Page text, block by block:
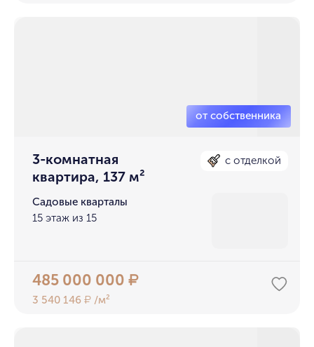
3-комнатная
квартира, 137 м²
с отделкой
Садовые кварталы
15 этаж из 15
485 000 000₽
3 540 146₽ /м²